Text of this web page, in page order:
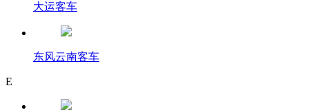
大运客车
东风云南客车
E